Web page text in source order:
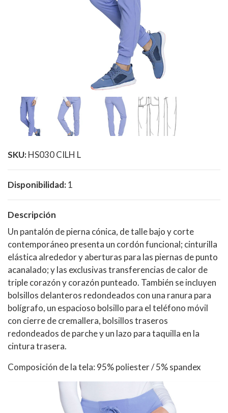
SKU:HS030 CILH L
Disponibilidad:1
Descripción
Un pantalón de pierna cónica, de talle bajo y corte
contemporáneo presenta un cordón funcional; cinturilla
elástica alrededor y aberturas para las piernas de punto
acanalado; y las exclusivas transferencias de calor de
triple corazón y corazón punteado. También se incluyen
bolsillos delanteros redondeados con una ranura para
bolígrafo, un espacioso bolsillo para el teléfono móvil
con cierre de cremallera, bolsillos traseros
redondeados de parche y un lazo para taquilla en la
cintura trasera.
Composición de la tela: 95% poliester / 5% spandex